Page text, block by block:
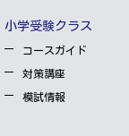
小学受験クラス
コースガイド
対策講座
模試情報